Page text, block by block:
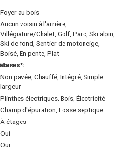
Foyer au bois
Aucun voisin à l'arrière,
Villégiature/Chalet, Golf, Parc, Ski alpin,
Ski de fond, Sentier de motoneige,
Boisé, En pente, Plat
Bois
Non pavée, Chauffé, Intégré, Simple
largeur
Plinthes électriques, Bois, Électricité
Champ d'épuration, Fosse septique
À étages
Oui
Oui